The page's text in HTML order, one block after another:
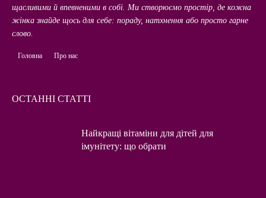
щасливими й впевненими в собі. Ми створюємо простір, де кожна
жінка знайде щось для себе: пораду, натхнення або просто гарне
слово.
Головна Про нас
ОСТАННІ СТАТТІ
Найкращі вітаміни для дітей для
імунітету: що обрати